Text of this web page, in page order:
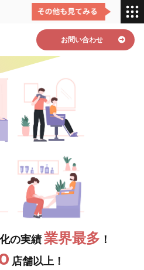
お問い合わせ
の実績業界最多 ！
店舗以上！